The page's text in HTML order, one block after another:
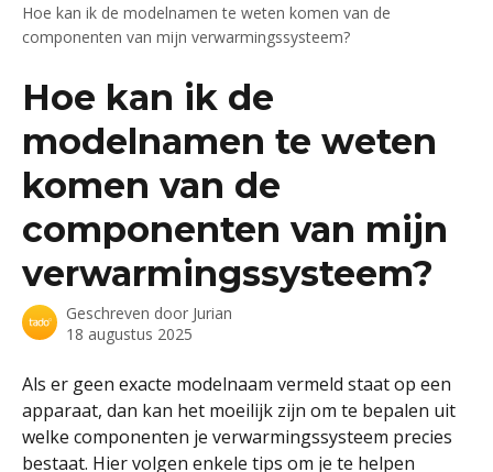
Hoe kan ik de modelnamen te weten komen van de
componenten van mijn verwarmingssysteem?
Hoe kan ik de
modelnamen te weten
komen van de
componenten van mijn
verwarmingssysteem?
Geschreven door Jurian
18 augustus 2025
Als er geen exacte modelnaam vermeld staat op een
apparaat, dan kan het moeilijk zijn om te bepalen uit
welke componenten je verwarmingssysteem precies
bestaat. Hier volgen enkele tips om je te helpen